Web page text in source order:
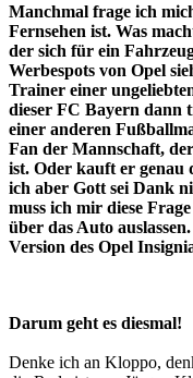
Manchmal frage ich
Fernsehen ist. Was
der sich für ein
Werbespots von Opel
Trainer einer
dieser FC Bayern dann
einer anderen
Fan der Mannschaft,
ist. Oder kauft er genau
ich aber Gott sei Dank
muss ich mir diese
über das Auto
Version des Opel
Darum geht es diesmal!
Denke ich an Kloppo,